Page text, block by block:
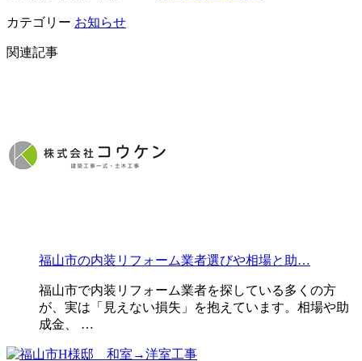
カテゴリー お知らせ
関連記事
福山市の内装リフォーム業者選びや相場と助…
福山市で内装リフォーム業者を探している多くの方
が、実は「見えない損失」を抱えています。相場や助
成金、 …